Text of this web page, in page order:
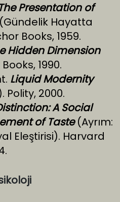
Presentation of
Hayatta
Books, 1959.
Hidden Dimension
1990.
Liquid Modernity
Polity, 2000.
A Social
of Taste(Ayrım:
Eleştirisi). Harvard